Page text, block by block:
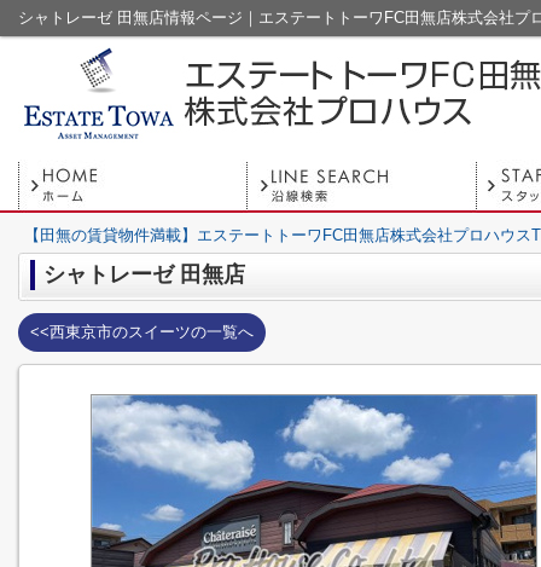
シャトレーゼ 田無店情報ページ｜エステートトーワFC田無店株式会社プ
【田無の賃貸物件満載】エステートトーワFC田無店株式会社プロハウス
シャトレーゼ 田無店
<<西東京市のスイーツの一覧へ